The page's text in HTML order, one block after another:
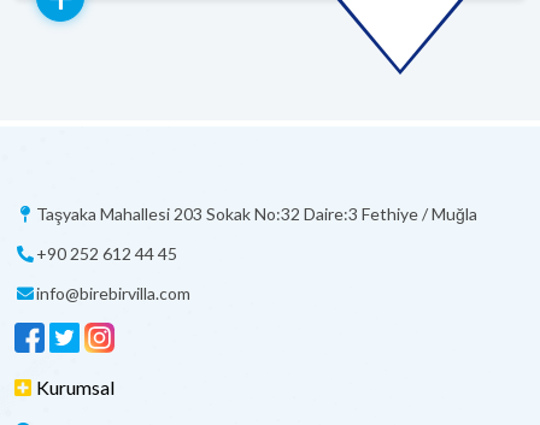
Taşyaka Mahallesi 203 Sokak No:32 Daire:3 Fethiye / Muğla
+90 252 612 44 45
info@birebirvilla.com
Kurumsal